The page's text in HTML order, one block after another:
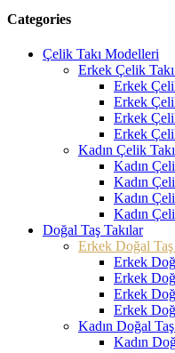
Categories
Çelik Takı Modelleri
Erkek Çelik
Erkek
Erkek
Erkek
Erkek
Kadın Çelik
Kadın
Kadın
Kadın
Kadın
Doğal Taş Takılar
Erkek Doğal Taş
Erkek
Erkek
Erkek
Erkek
Kadın Doğal
Kadın